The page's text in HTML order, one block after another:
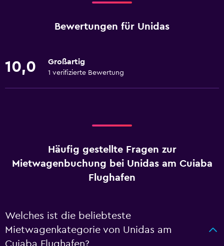
Bewertungen für Unidas
10,0 Großartig
1 verifizierte Bewertung
Häufig gestellte Fragen zur
Mietwagenbuchung bei Unidas am Cuiaba
Flughafen
Welches ist die beliebteste
Mietwagenkategorie von Unidas am
Cuiaba Flughafen?